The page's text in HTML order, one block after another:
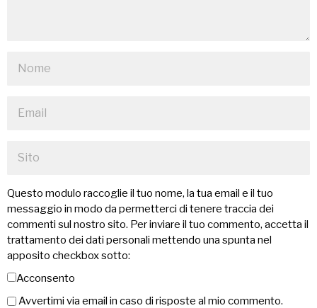
Questo modulo raccoglie il tuo nome, la tua email e il tuo
messaggio in modo da permetterci di tenere traccia dei
commenti sul nostro sito. Per inviare il tuo commento, accetta il
trattamento dei dati personali mettendo una spunta nel
apposito checkbox sotto:
Acconsento
Avvertimi via email in caso di risposte al mio commento.